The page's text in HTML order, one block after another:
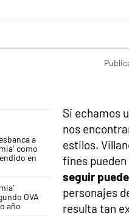
a
como
en
OVA
año
Si echamos
nos
estilos.
fines
seguir
personajes
resulta tan